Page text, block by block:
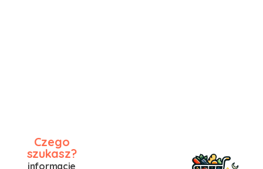
Czego
szukasz?
informacje